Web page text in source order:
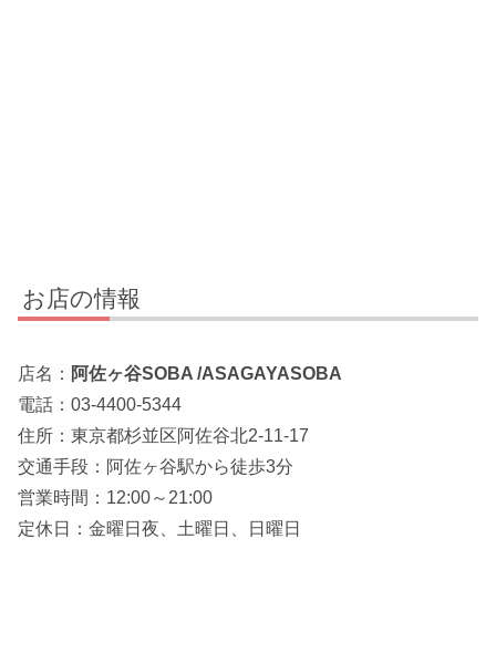
お店の情報
店名： 阿佐ヶ谷SOBA /ASAGAYASOBA
電話：03-4400-5344
住所：東京都杉並区阿佐谷北2-11-17
交通手段：阿佐ヶ谷駅から徒歩3分
営業時間：12:00～21:00
定休日：金曜日夜、土曜日、日曜日